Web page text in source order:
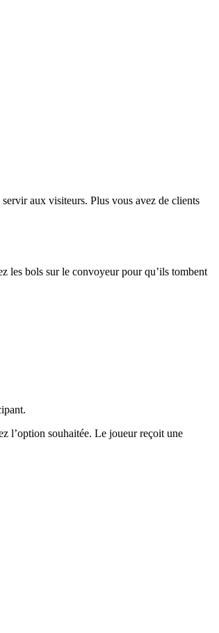
aux visiteurs. Plus vous avez de clients
les bols sur le convoyeur pour qu’ils tombent
l’option souhaitée. Le joueur reçoit une